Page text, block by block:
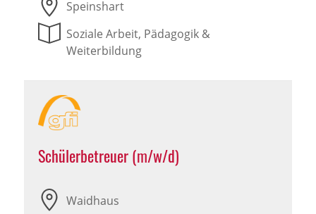
Speinshart
Soziale Arbeit, Pädagogik &
Weiterbildung
Schülerbetreuer (m/w/d)
Waidhaus